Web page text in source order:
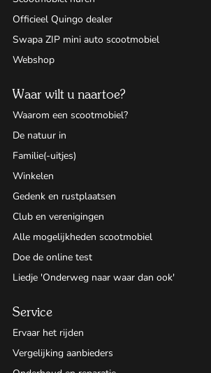
Officieel Quingo dealer
Swapa ZIP mini auto scootmobiel
Webshop
Waar wilt u naartoe?
Waarom een scootmobiel?
De natuur in
Familie(-uitjes)
Winkelen
Gedenk en rustplaatsen
Club en verenigingen
Alle mogelijkheden scootmobiel
Doe de online test
Liedje 'Onderweg naar waar dan ook'
Service
Ervaar het rijden
Vergelijking aanbieders